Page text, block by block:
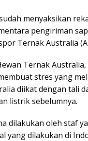
menyaksikan
pengiriman
Ternak Australia
Ternak
stres yang
diikat dengan tali
listrik sebelumnya.
dilakukan oleh staf
dilakukan di